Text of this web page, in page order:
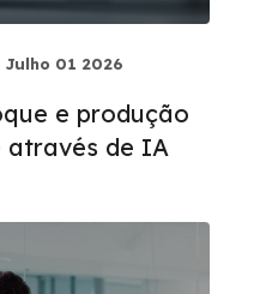
Julho 01 2026
e produção
através de IA